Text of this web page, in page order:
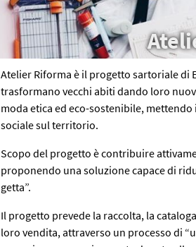
Atelier Riforma è il progetto sartoriale di
trasformano vecchi abiti dando loro
moda etica ed eco-sostenibile,
sociale sul territorio.
Scopo del progetto è contribuire
proponendo una soluzione capace di
getta”.
Il progetto prevede la raccolta, la
loro vendita, attraverso un processo di